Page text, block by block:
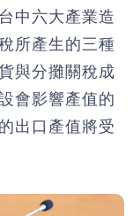
中六大產業造
所產生的三種
與分攤關稅成
會影響產值的
出口產值將受